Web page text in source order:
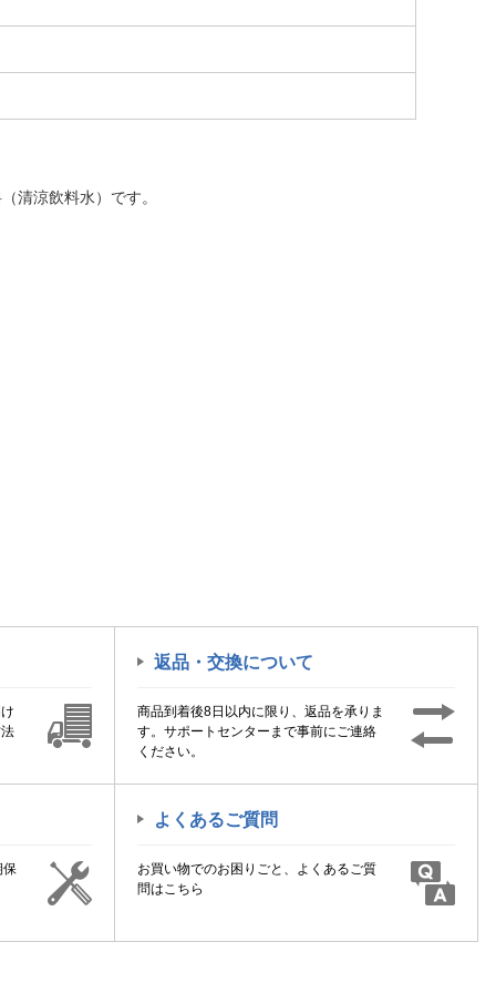
清涼飲料水）です。
返品・交換について
商品到着後8日以内に限り、返品を承りま
す。サポートセンターまで事前にご連絡
ください。
保
よくあるご質問
お買い物でのお困りごと、よくあるご質
問はこちら